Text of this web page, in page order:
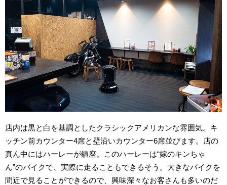
店内は黒と白を基調としたクラシックアメリカンな雰囲気。キ
ッチン前カウンター4席と壁沿いカウンター6席並びます。店の
真ん中にはハーレーが鎮座。このハーレーは“嫁のキンちゃ
ん”のバイクで、実際に走ることもできるそう。大きなバイクを
間近で見ることができるので、興味深々なお客さんも多いのだ